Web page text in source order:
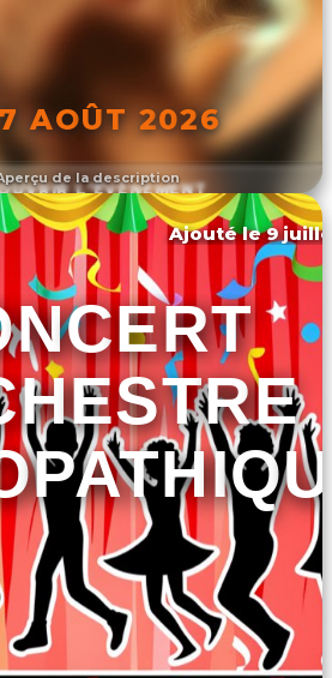
de la description
AOÛT 2026
L'ÉVÉNEMENT
Ajouté le 9